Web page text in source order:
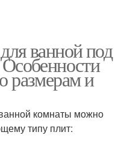
ванной под
размерам и
комнаты можно
типу плит: